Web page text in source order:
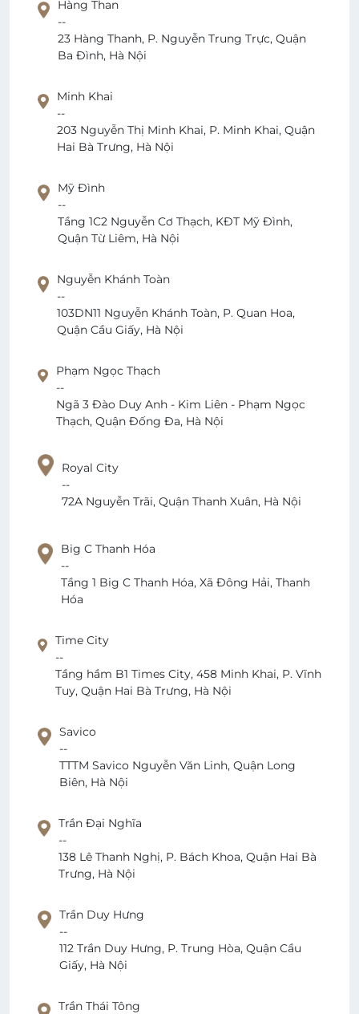
Hàng Than
--
23 Hàng Thanh, P. Nguyễn Trung Trực, Quận
Ba Đình, Hà Nội
Minh Khai
--
203 Nguyễn Thị Minh Khai, P. Minh Khai, Quận
Hai Bà Trưng, Hà Nội
Mỹ Đình
--
Tầng 1C2 Nguyễn Cơ Thạch, KĐT Mỹ Đình,
Quận Từ Liêm, Hà Nội
Nguyễn Khánh Toàn
--
103DN11 Nguyễn Khánh Toàn, P. Quan Hoa,
Quận Cầu Giấy, Hà Nội
Phạm Ngọc Thạch
--
Ngã 3 Đào Duy Anh - Kim Liên - Phạm Ngọc
Thạch, Quận Đống Đa, Hà Nội
Royal City
--
72A Nguyễn Trãi, Quận Thanh Xuân, Hà Nội
Big C Thanh Hóa
--
Tầng 1 Big C Thanh Hóa, Xã Đông Hải, Thanh
Hóa
Time City
--
Tầng hầm B1 Times City, 458 Minh Khai, P. Vĩnh
Tuy, Quận Hai Bà Trưng, Hà Nội
Savico
--
TTTM Savico Nguyễn Văn Linh, Quận Long
Biên, Hà Nội
Trần Đại Nghĩa
--
138 Lê Thanh Nghị, P. Bách Khoa, Quận Hai Bà
Trưng, Hà Nội
Trần Duy Hưng
--
112 Trần Duy Hưng, P. Trung Hòa, Quận Cầu
Giấy, Hà Nội
Trần Thái Tông